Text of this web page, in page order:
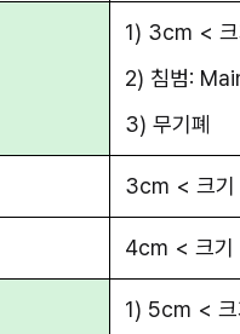
1) 3cm <
2) 침범:
3) 무기폐
3cm < 크
4cm < 크
1) 5cm <